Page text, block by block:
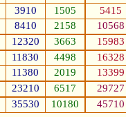
3910 1505 5415
8410 2158
10568
12320
3663 15983
11830 4498 16328
11380 2019
13399
23210
6517 29727
35530 10180 45710